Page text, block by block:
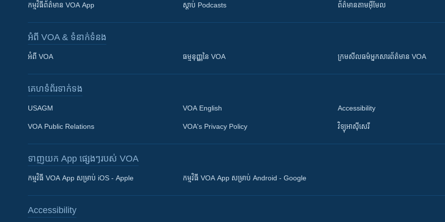
Khmer English
កម្មវិធី​ព័ត៌មាន VOA App ស្តាប់ Podcasts ព័ត៌មាន​តាម​អ៊ីមែល
អំពី​ VOA & ទំនាក់ទំនង
អំពី​ VOA ធម្មនុញ្ញ​នៃ VOA ក្រម​​​សីលធម៌​​​អ្នក​​​សារព័ត៌មាន VOA
គេហទំព័រ​​ទាក់ទង
USAGM
VOA Public Relations
VOA English
VOA's Privacy Policy
Accessibility
វិទ្យុ​អាស៊ី​សេរី
ទាញយក​ App ផ្សេងៗ​របស់​ VOA
កម្មវិធី​ VOA App សម្រាប់ iOS - Apple កម្មវិធី​ VOA App សម្រាប់ Android - Google
Accessibility